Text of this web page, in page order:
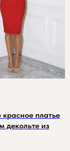
платье
декольте из